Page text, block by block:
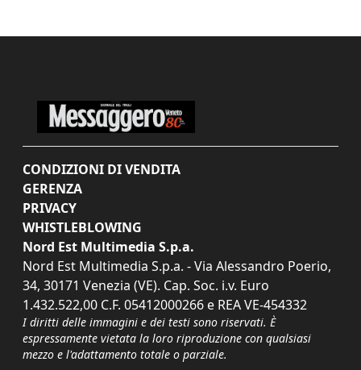
CONDIZIONI DI VENDITA
GERENZA
PRIVACY
WHISTLEBLOWING
Nord Est Multimedia S.p.a.
Nord Est Multimedia S.p.a. - Via Alessandro Poerio,
34, 30171 Venezia (VE). Cap. Soc. i.v. Euro
1.432.522,00 C.F. 05412000266 e REA VE-454332
I diritti delle immagini e dei testi sono riservati. È
espressamente vietata la loro riproduzione con qualsiasi
mezzo e l'adattamento totale o parziale.